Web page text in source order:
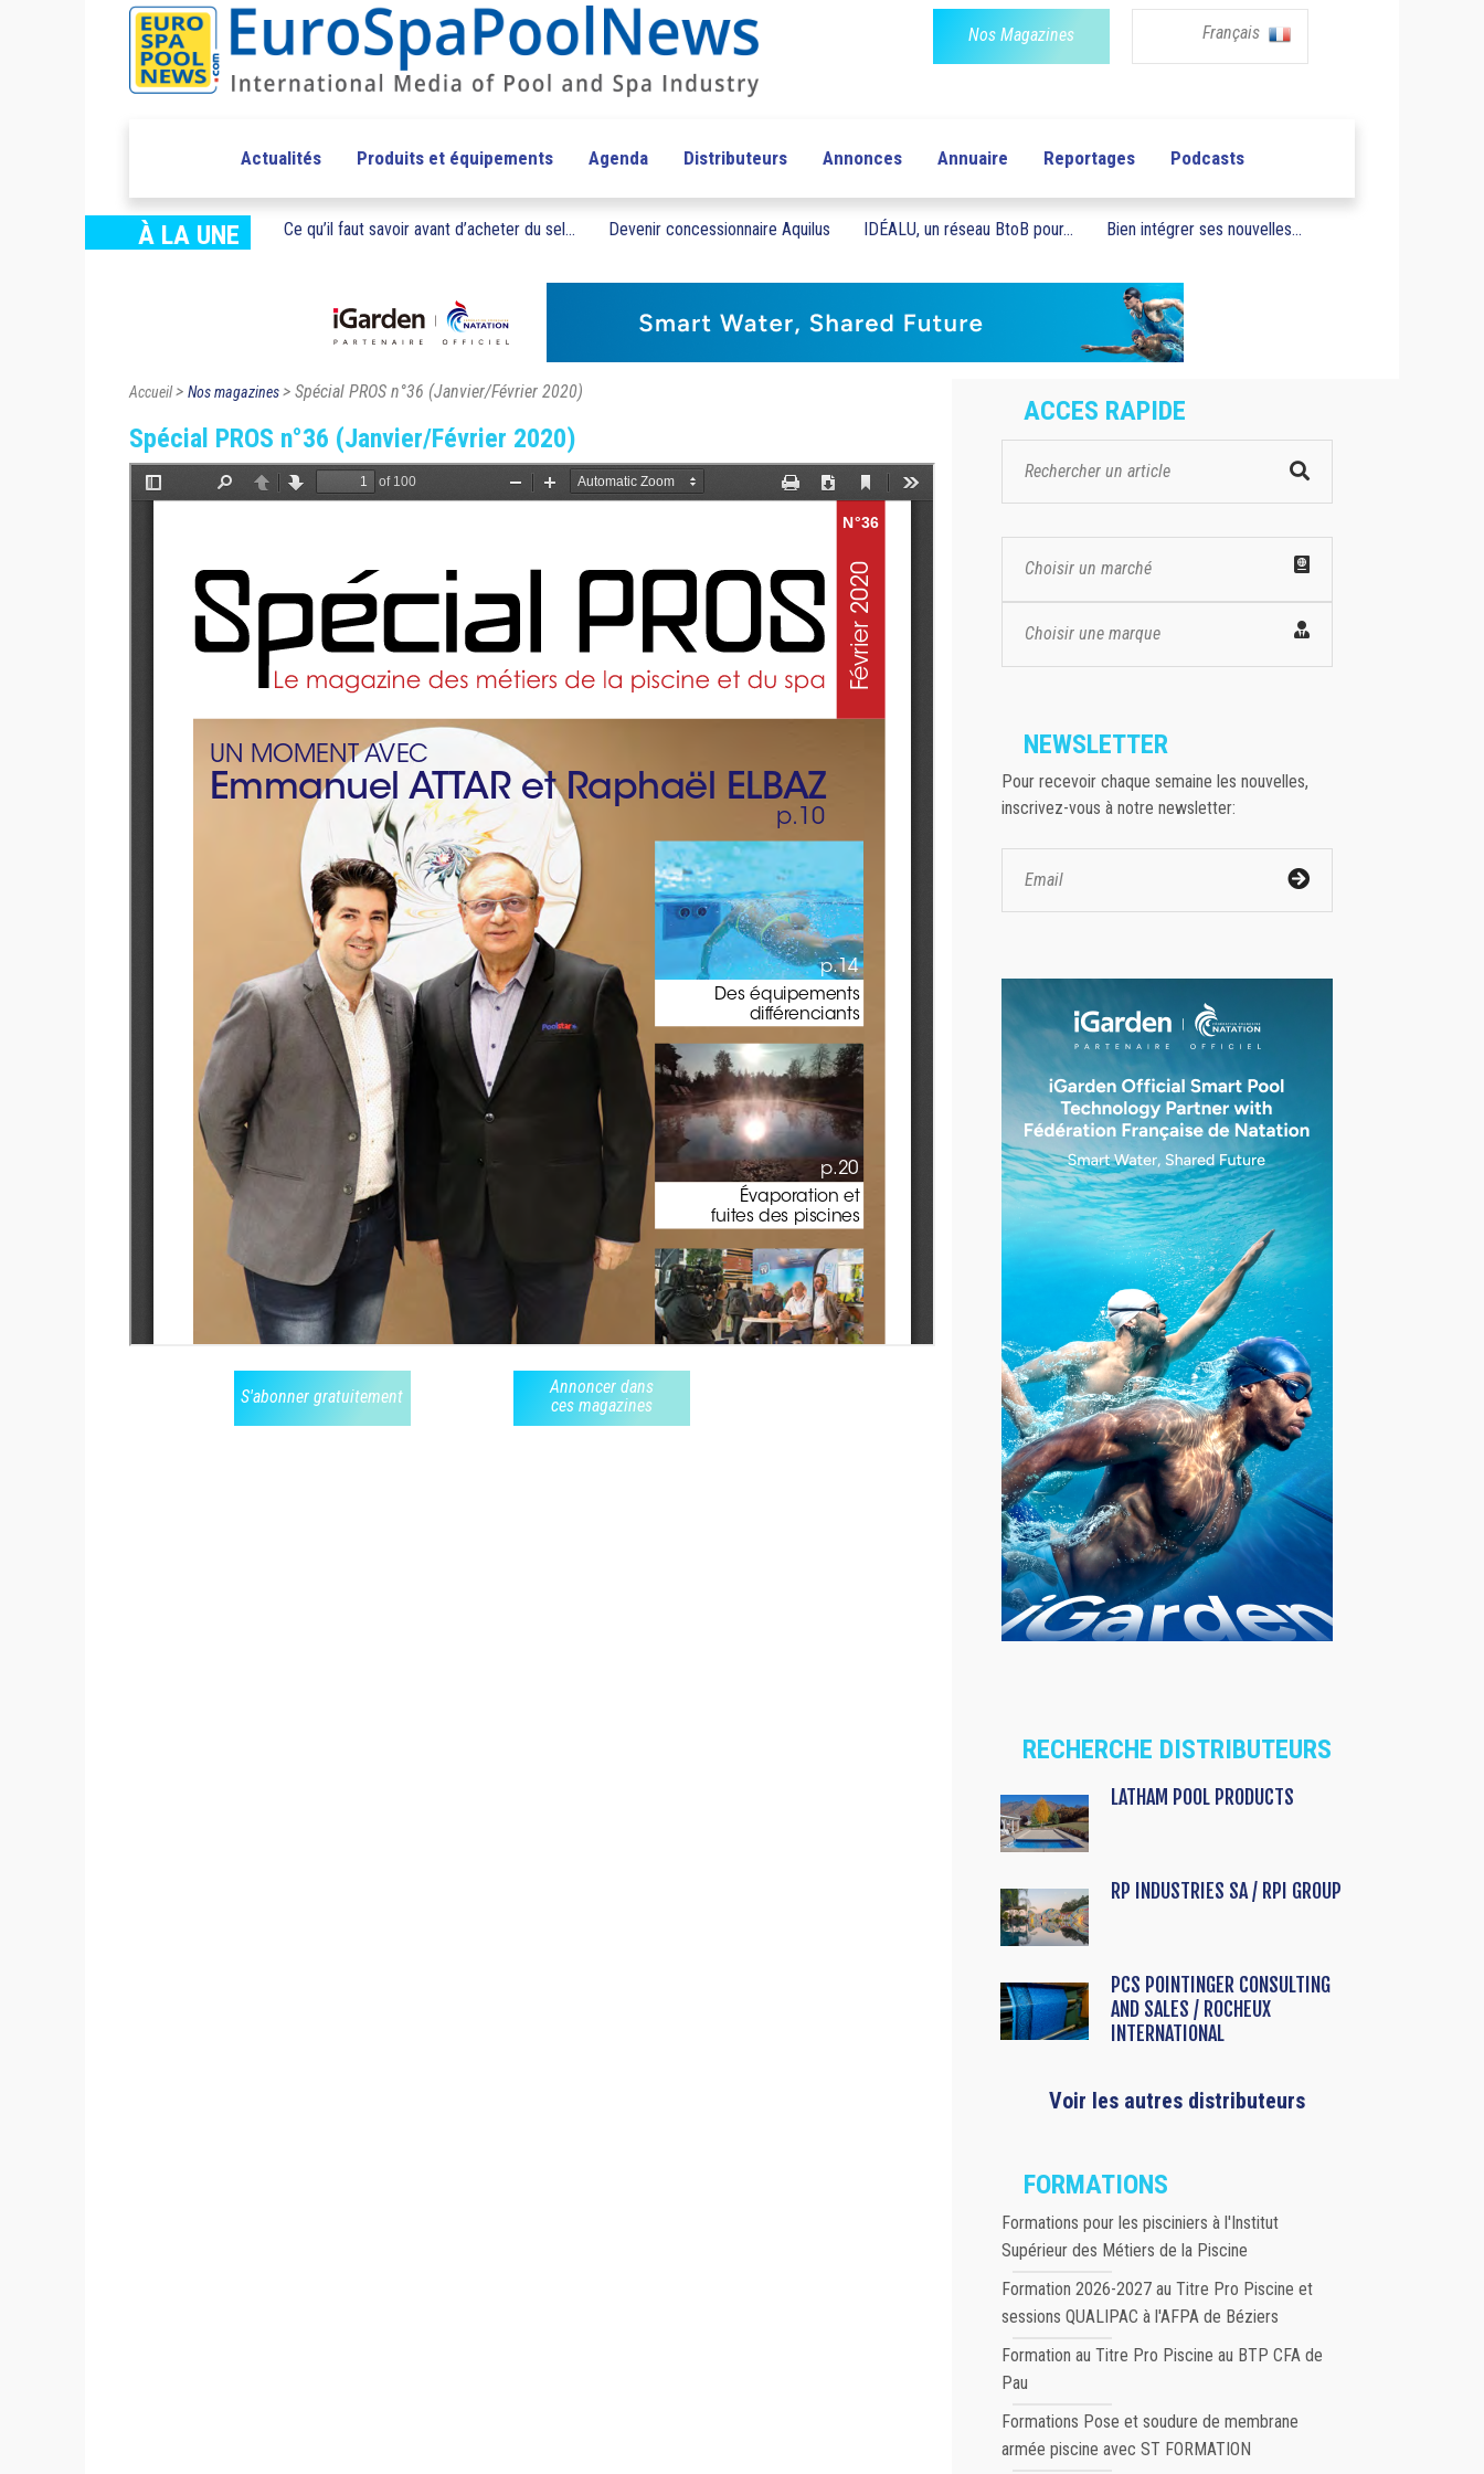
Nos Magazines Français
Actualités Produits et équipements Agenda Distributeurs Annonces Annuaire Reportages Podcasts
À LA UNE Ce qu’il faut savoir avant d’acheter du sel... Devenir concessionnaire Aquilus IDÉALU, un réseau BtoB pour... Bien intégrer ses nouvelles...
Accueil> Nos magazines> Spécial PROS n°36 (Janvier/Février 2020)
Spécial PROS n°36 (Janvier/Février 2020)
S'abonner gratuitement
Annoncer dans
ces magazines
ACCES RAPIDE
Choisir un marché
Choisir une marque
NEWSLETTER
Pour recevoir chaque semaine les nouvelles,
inscrivez-vous à notre newsletter:
RECHERCHE DISTRIBUTEURS
LATHAM POOL PRODUCTS
RP INDUSTRIES SA / RPI GROUP
PCS POINTINGER CONSULTING
AND SALES / ROCHEUX
INTERNATIONAL
Voir les autres distributeurs
FORMATIONS
Formations pour les pisciniers à l'Institut
Supérieur des Métiers de la Piscine
Formation 2026-2027 au Titre Pro Piscine et
sessions QUALIPAC à l'AFPA de Béziers
Formation au Titre Pro Piscine au BTP CFA de
Pau
Formations Pose et soudure de membrane
armée piscine avec ST FORMATION